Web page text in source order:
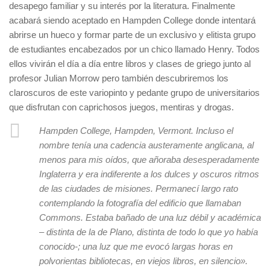
desapego familiar y su interés por la literatura. Finalmente
acabará siendo aceptado en Hampden College donde intentará
abrirse un hueco y formar parte de un exclusivo y elitista grupo
de estudiantes encabezados por un chico llamado Henry. Todos
ellos vivirán el día a día entre libros y clases de griego junto al
profesor Julian Morrow pero también descubriremos los
claroscuros de este variopinto y pedante grupo de universitarios
que disfrutan con caprichosos juegos, mentiras y drogas.
Hampden College, Hampden, Vermont. Incluso el
nombre tenía una cadencia austeramente anglicana, al
menos para mis oídos, que añoraba desesperadamente
Inglaterra y era indiferente a los dulces y oscuros ritmos
de las ciudades de misiones. Permanecí largo rato
contemplando la fotografía del edificio que llamaban
Commons. Estaba bañado de una luz débil y académica
– distinta de la de Plano, distinta de todo lo que yo había
conocido-; una luz que me evocó largas horas en
polvorientas bibliotecas, en viejos libros, en silencio».